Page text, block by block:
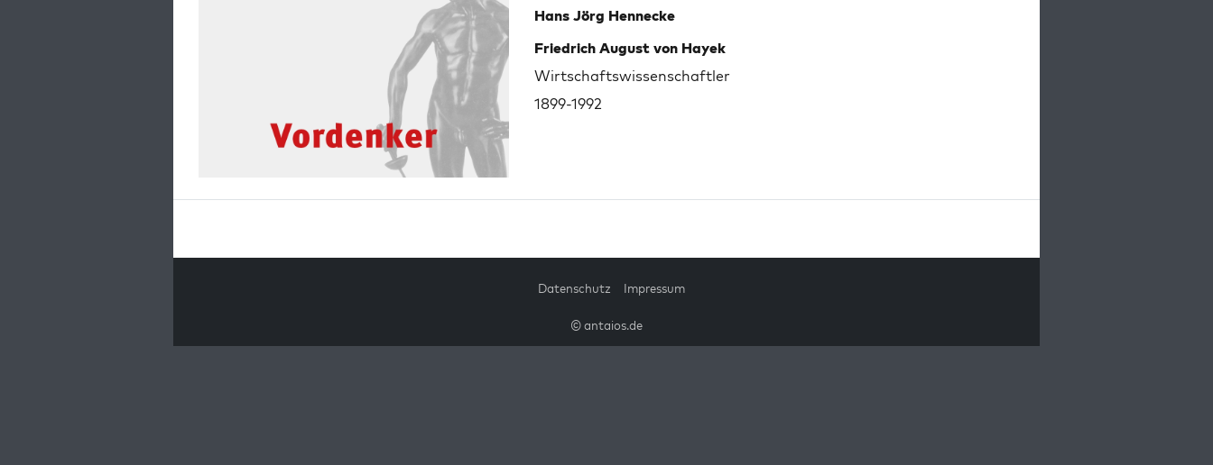
Hans Jörg Hennecke
Friedrich August von Hayek
Wirtschaftswissenschaftler
1899-1992
Datenschutz Impressum
© antaios.de